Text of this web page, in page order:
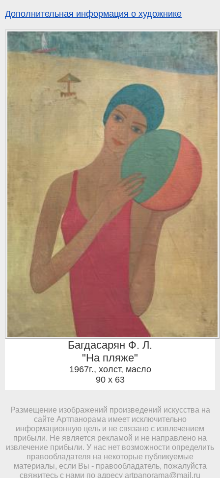
Дополнительная информация о художнике
Багдасарян Ф. Л.
"На пляже"
1967г., холст, масло
90 x 63
Размещение изображений произведений искусства на
сайте Артпанорама имеет исключительно
информационную цель и не связано с извлечением
прибыли. Не является рекламой и не направлено на
извлечение прибыли. У нас нет возможности определить
правообладателя на некоторые публикуемые
материалы, если Вы - правообладатель, пожалуйста
свяжитесь с нами по адресу artpanorama@mail.ru